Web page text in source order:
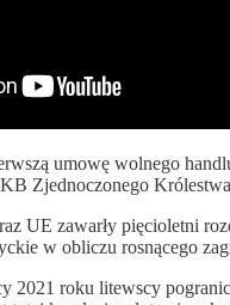
umowę wolnego
Zjednoczonego
UE zawarły pięcioletni
w obliczu rosnącego
2021 roku litewscy